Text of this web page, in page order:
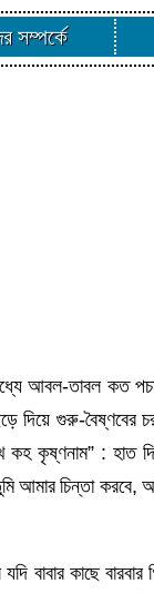
সম্পর্কে
আবল-তাবল কত
দিয়ে গুরু-
কহ কৃষ্ণনাম” : হাত
আমার চিন্তা করবে,
বাবার কাছে